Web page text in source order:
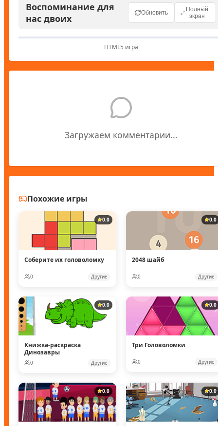
Воспоминание для
нас двоих
Обновить
Полный
экран
HTML5 игра
Загружаем комментарии...
Похожие игры
0.0
Соберите их головоломку
0 Другие
0.0
2048 шайб
0 Другие
0.0
Книжка-раскраска
Динозавры
0 Другие
0.0
Три Головоломки
0 Другие
0.0 0.0